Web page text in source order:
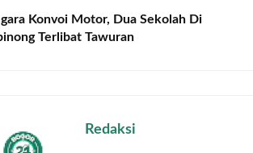
Konvoi Motor, Dua Sekolah Di
Terlibat Tawuran
Redaksi